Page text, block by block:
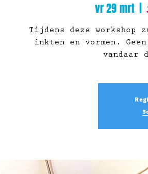
vr 29 mrt
  |
Tijdens deze workshop
inkten en vormen.
vandaar